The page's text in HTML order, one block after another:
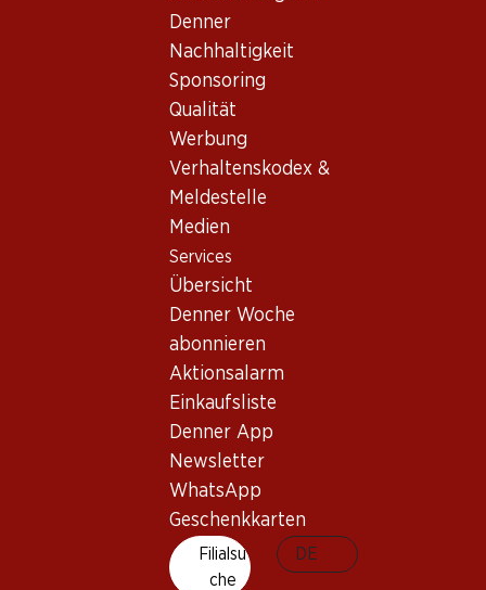
Denner
Nachhaltigkeit
Sponsoring
Qualität
Werbung
Verhaltenskodex &
Meldestelle
Medien
Services
Übersicht
Denner Woche
abonnieren
Aktionsalarm
Einkaufsliste
Denner App
Newsletter
WhatsApp
Geschenkkarten
Filialsu
che
DE
3 Produkten
Nach Oben
Bleiben Sie mit dem Denner Newsletter immer auf dem
Filialen